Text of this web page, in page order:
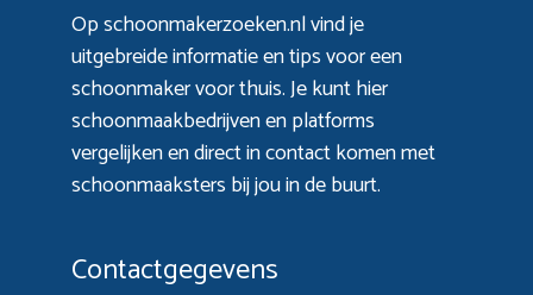
Op schoonmakerzoeken.nl vind je
uitgebreide informatie en tips voor een
schoonmaker voor thuis. Je kunt hier
schoonmaakbedrijven en platforms
vergelijken en direct in contact komen met
schoonmaaksters bij jou in de buurt.
Contactgegevens